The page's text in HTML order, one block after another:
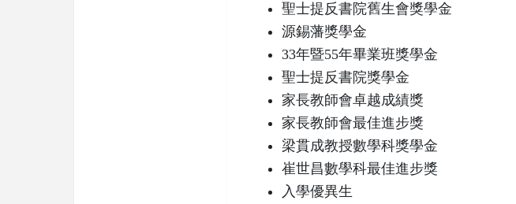
聖士提反書院舊生會獎學金
源錫藩獎學金
33年暨55年畢業班獎學金
聖士提反書院獎學金
家長教師會卓越成績獎
家長教師會最佳進步獎
梁貫成教授數學科獎學金
崔世昌數學科最佳進步獎
入學優異生